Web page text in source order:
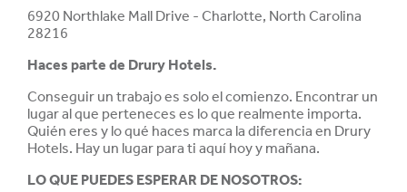
6920 Northlake Mall Drive - Charlotte, North Carolina
28216
Haces parte de Drury Hotels.
Conseguir un trabajo es solo el comienzo. Encontrar un
lugar al que perteneces es lo que realmente importa.
Quién eres y lo qué haces marca la diferencia en Drury
Hotels. Hay un lugar para ti aquí hoy y mañana.
LO QUE PUEDES ESPERAR DE NOSOTROS: